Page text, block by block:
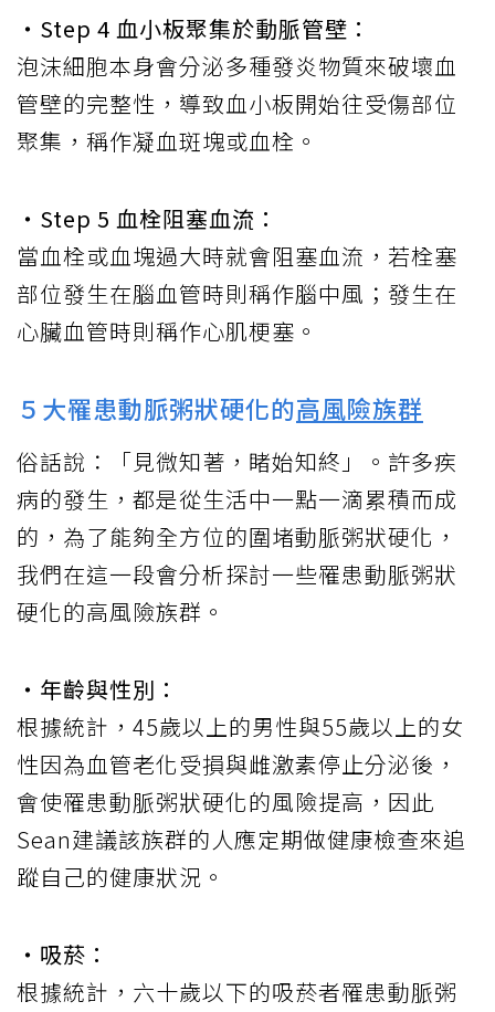
‧Step 4 血小板聚集於動脈管壁：
泡沫細胞本身會分泌多種發炎物質來破壞血
管壁的完整性，導致血小板開始往受傷部位
聚集，稱作凝血斑塊或血栓。
‧Step 5 血栓阻塞血流：
當血栓或血塊過大時就會阻塞血流，若栓塞
部位發生在腦血管時則稱作腦中風；發生在
心臟血管時則稱作心肌梗塞。
５大罹患動脈粥狀硬化的高風險族群
俗話說：「見微知著，睹始知終」。許多疾
病的發生，都是從生活中一點一滴累積而成
的，為了能夠全方位的圍堵動脈粥狀硬化，
我們在這一段會分析探討一些罹患動脈粥狀
硬化的高風險族群。
‧年齡與性別：
根據統計，45歲以上的男性與55歲以上的女
性因為血管老化受損與雌激素停止分泌後，
會使罹患動脈粥狀硬化的風險提高，因此
Sean建議該族群的人應定期做健康檢查來追
蹤自己的健康狀況。
‧吸菸：
根據統計，六十歲以下的吸菸者罹患動脈粥